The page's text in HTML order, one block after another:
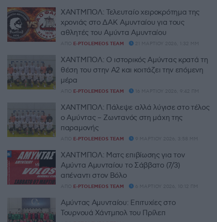
ΧΑΝΤΜΠΟΛ: Τελευταίο χειροκρότημα της
χρονιάς στο ΔΑΚ Αμυνταίου για τους
αθλητές του Αμύντα Αμυνταίου
ΑΠΌ E-PTOLEMEOS TEAM 21 ΜΑΡΤΊΟΥ 2026, 1:32 ΜΜ
ΧΑΝΤΜΠΟΛ: Ο ιστορικός Αμύντας κρατά τη
θέση του στην Α2 και κοιτάζει την επόμενη
μέρα
ΑΠΌ E-PTOLEMEOS TEAM 16 ΜΑΡΤΊΟΥ 2026, 9:42 ΠΜ
ΧΑΝΤΜΠΟΛ: Πάλεψε αλλά λύγισε στο τέλος
ο Αμύντας – Ζωντανός στη μάχη της
παραμονής
ΑΠΌ E-PTOLEMEOS TEAM 9 ΜΑΡΤΊΟΥ 2026, 3:58 ΜΜ
ΧΑΝΤΜΠΟΛ: Ματς επιβίωσης για τον
Αμύντα Αμυνταίου το Σάββατο (7/3)
απέναντι στον Βόλο
ΑΠΌ E-PTOLEMEOS TEAM 6 ΜΑΡΤΊΟΥ 2026, 10:12 ΠΜ
Αμύντας Αμυνταίου: Επιτυχίες στο
Τουρνουά Χάντμπολ του Πρίλεπ